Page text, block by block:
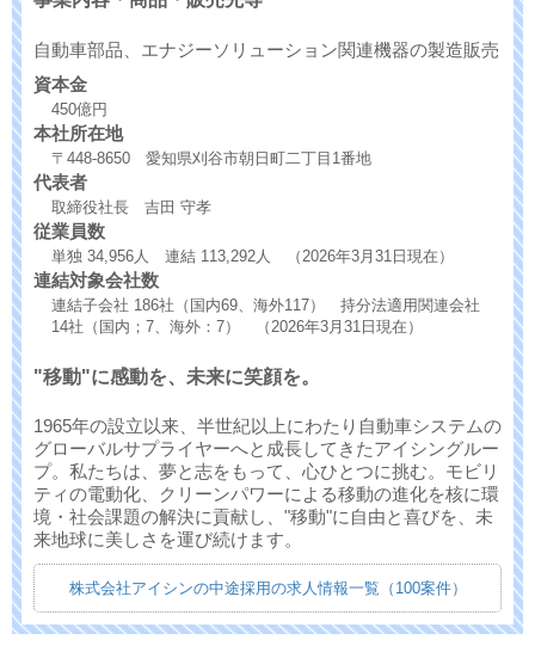
自動車部品、エナジーソリューション関連機器の製造販売
資本金
450億円
本社所在地
〒448-8650 愛知県刈谷市朝日町二丁目1番地
代表者
取締役社長 吉田 守孝
従業員数
単独 34,956人 連結 113,292人 （2026年3月31日現在）
連結対象会社数
連結子会社 186社（国内69、海外117） 持分法適用関連会社
14社（国内；7、海外：7） （2026年3月31日現在）
"移動"に感動を、未来に笑顔を。
1965年の設立以来、半世紀以上にわたり自動車システムの
グローバルサプライヤーへと成長してきたアイシングルー
プ。私たちは、夢と志をもって、心ひとつに挑む。モビリ
ティの電動化、クリーンパワーによる移動の進化を核に環
境・社会課題の解決に貢献し、"移動"に自由と喜びを、未
来地球に美しさを運び続けます。
株式会社アイシンの中途採用の求人情報一覧（100案件）